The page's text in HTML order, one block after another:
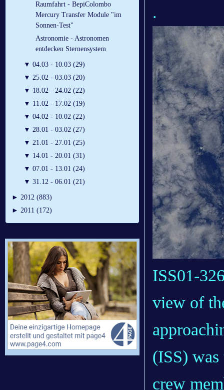
Raumfahrt - BepiColombo
Mercury Transfer Module "im
Sonnen-Test"
Astronomie - Astronomen
entdecken Sternensystem
▼ 04.03 - 10.03 (29)
▼ 25.02 - 03.03 (20)
▼ 18.02 - 24.02 (22)
▼ 11.02 - 17.02 (19)
▼ 04.02 - 10.02 (22)
▼ 28.01 - 03.02 (27)
▼ 21.01 - 27.01 (25)
▼ 14.01 - 20.01 (31)
▼ 07.01 - 13.01 (24)
▼ 31.12 - 06.01 (21)
► 2012 (883)
► 2011 (172)
.
ISS01-
view of
(ISS)
crew